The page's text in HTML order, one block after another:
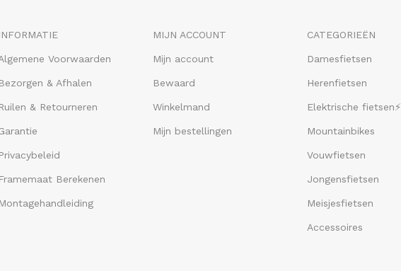
INFORMATIE
Voorwaarden
Bezorgen & Afhalen
Ruilen & Retourneren
Privacybeleid
Framemaat Berekenen
Montagehandleiding
MIJN ACCOUNT
Mijn account
Bewaard
Winkelmand
Mijn bestellingen
CATEGORIEËN
Damesfietsen
Herenfietsen
Elektrische fietsen⚡
Mountainbikes
Vouwfietsen
Jongensfietsen
Meisjesfietsen
Accessoires